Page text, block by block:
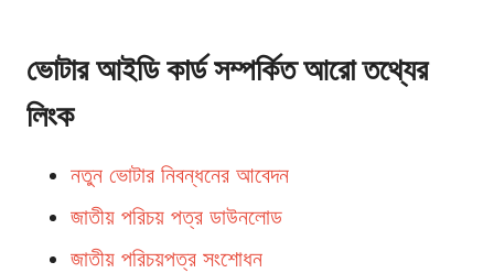
ভোটার আইডি কার্ড সম্পর্কিত আরো তথ্যের
লিংক
নতুন ভোটার নিবন্ধনের আবেদন
জাতীয় পরিচয় পত্র ডাউনলোড
জাতীয় পরিচয়পত্র সংশোধন